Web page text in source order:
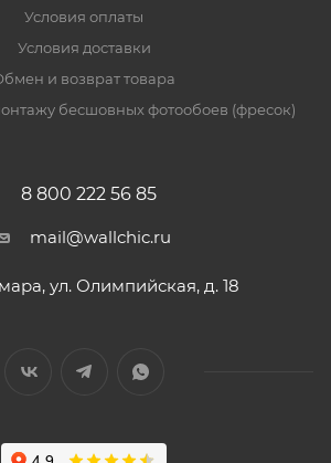
Условия оплаты
Условия доставки
и возврат товара
бесшовных фотообоев (фресок)
8 800 222 56 85
mail@wallchic.ru
ул. Олимпийская, д. 18